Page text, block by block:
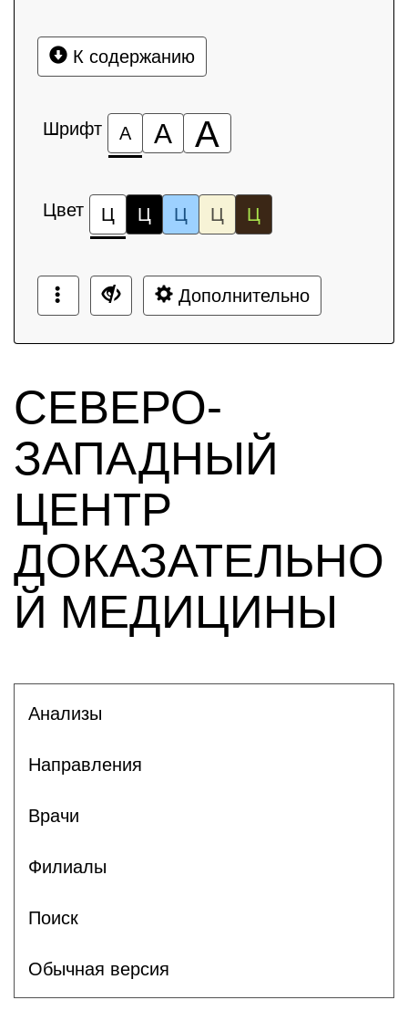
К содержанию
Шрифт А А А
Цвет Ц Ц Ц Ц Ц
Дополнительно
СЕВЕРО-
ЗАПАДНЫЙ
ЦЕНТР
ДОКАЗАТЕЛЬНО
Й МЕДИЦИНЫ
Анализы
Направления
Врачи
Филиалы
Поиск
Обычная версия